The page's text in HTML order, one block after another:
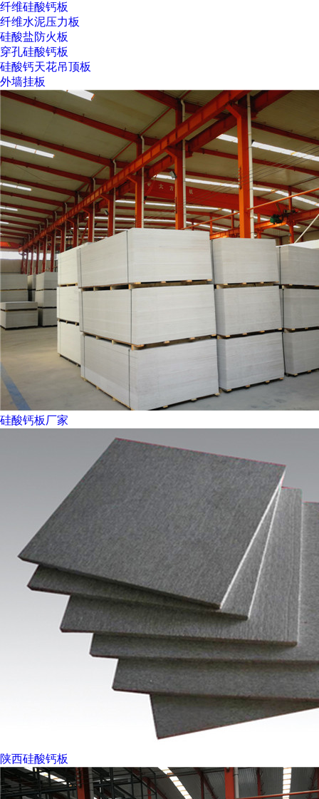
纤维硅酸钙板
纤维水泥压力板
硅酸盐防火板
穿孔硅酸钙板
硅酸钙天花吊顶板
外墙挂板
硅酸钙板厂家
陕西硅酸钙板